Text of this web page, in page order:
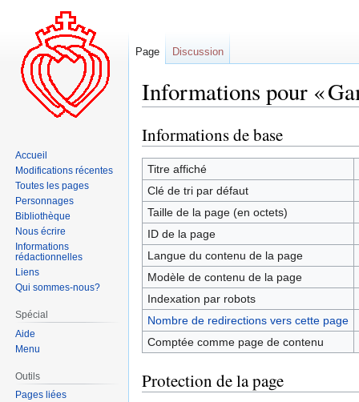
Informations pour «
Aller
à
la
navigation
Aller
à
la
recherche
Informations de base
Titre affiché
Clé de tri par défaut
Taille de la page (en octets)
ID de la page
Langue du contenu de la page
Modèle de contenu de la page
Indexation par robots
Nombre de redirections vers cette page
Comptée comme page de contenu
Protection de la page
Page Discussion
Accueil
Modifications récentes
Toutes les pages
Personnages
Bibliothèque
Nous écrire
Informations
rédactionnelles
Liens
Qui sommes-nous?
Spécial
Aide
Menu
Outils
Pages liées